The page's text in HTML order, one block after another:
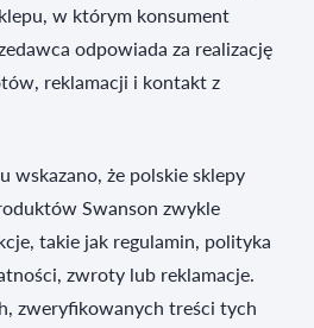
w którym konsument
odpowiada za realizację
reklamacji i kontakt z
wskazano, że polskie sklepy
Swanson zwykle
takie jak regulamin, polityka
zwroty lub reklamacje.
zweryfikowanych treści tych